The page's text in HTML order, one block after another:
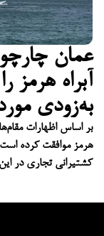
عمان
آبراه هرمز
به‌زودی
بر اساس اظهارات
هرمز موافقت کرده
کشتیرانی تجاری در